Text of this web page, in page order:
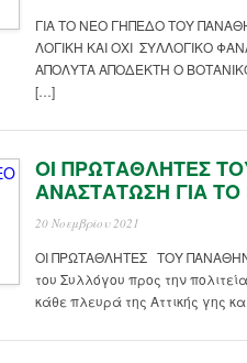
ΓΙΑ ΤΟ ΝΕΟ ΓΗΠΕΔΟ ΤΟΥ
ΛΟΓΙΚΗ ΚΑΙ ΟΧΙ ΣΥΛΛΟΓΙΚΟ
ΑΠΟΛΥΤΑ ΑΠΟΔΕΚΤΗ Ο
[…]
ΟΙ ΠΡΩΤΑΘΛΗΤΕΣ
ΑΝΑΣΤΑΤΩΣΗ ΓΙΑ ΤΟ
20 Νοεμβρίου 2021
ΟΙ ΠΡΩΤΑΘΛΗΤΕΣ ΤΟΥ
του Συλλόγου προς την
κάθε πλευρά της Αττικής γης